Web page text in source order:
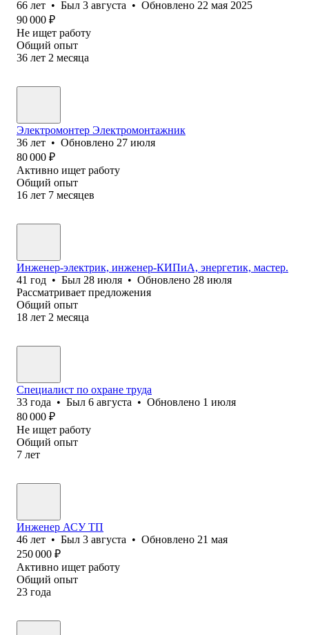
66 лет • Был 3 августа • Обновлено 22 мая 2025
90 000 ₽
Не ищет работу
Общий опыт
36 лет 2 месяца
Электромонтер Электромонтажник
36 лет • Обновлено 27 июля
80 000 ₽
Активно ищет работу
Общий опыт
16 лет 7 месяцев
Инженер-электрик, инженер-КИПиА, энергетик, мастер.
41 год • Был 28 июля • Обновлено 28 июля
Рассматривает предложения
Общий опыт
18 лет 2 месяца
Специалист по охране труда
33 года • Был 6 августа • Обновлено 1 июля
80 000 ₽
Не ищет работу
Общий опыт
7 лет
Инженер АСУ ТП
46 лет • Был 3 августа • Обновлено 21 мая
250 000 ₽
Активно ищет работу
Общий опыт
23 года